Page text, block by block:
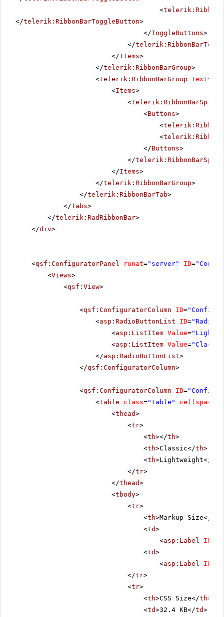
<
</telerik:RibbonBarToggleButton>
</ToggleButtons>
</
</Items>
</telerik:RibbonBarGroup>
<telerik:RibbonBarGroup Text=
<Items>
<
<Buttons>
<
<
</Buttons>
</
</Items>
</telerik:RibbonBarGroup>
</telerik:RibbonBarTab>
</Tabs>
</telerik:RadRibbonBar>
</div>
<qsf:ConfiguratorPanel runat="server" ID=
<Views>
<qsf:View>
<qsf:ConfiguratorColumn ID=
<asp:RadioButtonList ID=
<asp:ListItem Value=
<asp:ListItem Value=
</asp:RadioButtonList>
</qsf:ConfiguratorColumn>
<qsf:ConfiguratorColumn ID=
<table class="table" cellspacing
<thead>
<tr>
<th></th>
<th>Classic</th>
<th>Lightweight</
</tr>
</thead>
<tbody>
<tr>
<th>Markup Size</
<td>
<asp:Label ID
<td>
<asp:Label ID
</tr>
<tr>
<th>CSS Size</th>
<td>32.4 KB</td>